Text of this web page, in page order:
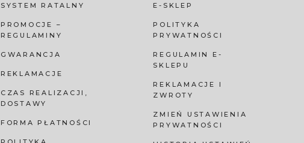
SYSTEM RATALNY
PROMOCJE –
REGULAMINY
GWARANCJA
REKLAMACJE
CZAS REALIZACJI,
DOSTAWY
FORMA PŁATNOŚCI
E-SKLEP
POLITYKA
PRYWATNOŚCI
REGULAMIN E-
SKLEPU
REKLAMACJE I
ZWROTY
ZMIEŃ USTAWIENIA
PRYWATNOŚCI